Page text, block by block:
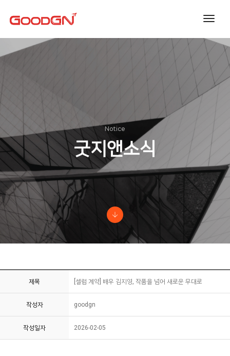
Notice
굿지앤소식
제목 [셀럽 계약] 배우 김지영, 작품을 넘어 새로운 무대로
작성자 goodgn
작성일자 2026-02-05